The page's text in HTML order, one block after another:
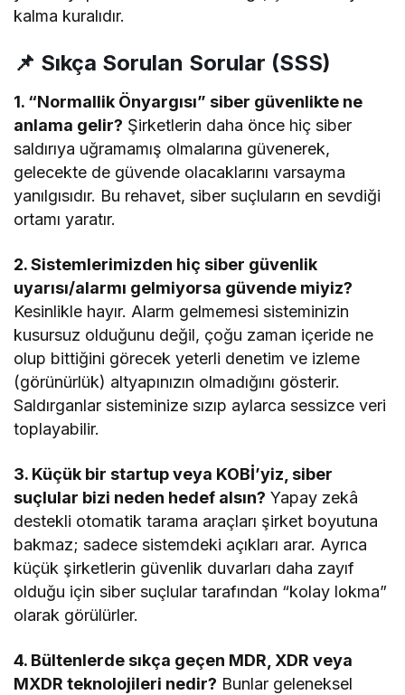
kalma kuralıdır.
📌 Sıkça Sorulan Sorular (SSS)
1. “Normallik Önyargısı” siber güvenlikte ne
anlama gelir? Şirketlerin daha önce hiç siber
saldırıya uğramamış olmalarına güvenerek,
gelecekte de güvende olacaklarını varsayma
yanılgısıdır. Bu rehavet, siber suçluların en sevdiği
ortamı yaratır.
2. Sistemlerimizden hiç siber güvenlik
uyarısı/alarmı gelmiyorsa güvende miyiz?
Kesinlikle hayır. Alarm gelmemesi sisteminizin
kusursuz olduğunu değil, çoğu zaman içeride ne
olup bittiğini görecek yeterli denetim ve izleme
(görünürlük) altyapınızın olmadığını gösterir.
Saldırganlar sisteminize sızıp aylarca sessizce veri
toplayabilir.
3. Küçük bir startup veya KOBİ’yiz, siber
suçlular bizi neden hedef alsın? Yapay zekâ
destekli otomatik tarama araçları şirket boyutuna
bakmaz; sadece sistemdeki açıkları arar. Ayrıca
küçük şirketlerin güvenlik duvarları daha zayıf
olduğu için siber suçlular tarafından “kolay lokma”
olarak görülürler.
4. Bültenlerde sıkça geçen MDR, XDR veya
MXDR teknolojileri nedir? Bunlar geleneksel